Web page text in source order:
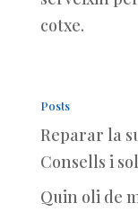
cotxe.
Posts
Reparar la
Consells i
Quin oli de